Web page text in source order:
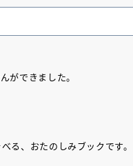
ができました。
る、おたのしみブックです。
６再会』（あさのあつこ